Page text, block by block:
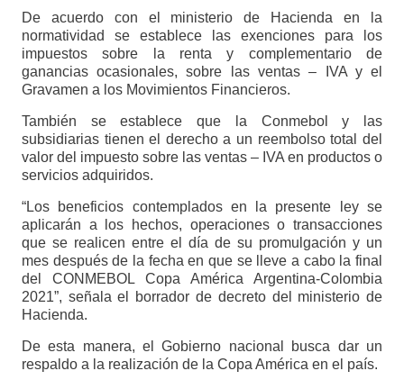
De acuerdo con el ministerio de Hacienda en la
normatividad se establece las exenciones para los
impuestos sobre la renta y complementario de
ganancias ocasionales, sobre las ventas – IVA y el
Gravamen a los Movimientos Financieros.
También se establece que la Conmebol y las
subsidiarias tienen el derecho a un reembolso total del
valor del impuesto sobre las ventas – IVA en productos o
servicios adquiridos.
“Los beneficios contemplados en la presente ley se
aplicarán a los hechos, operaciones o transacciones
que se realicen entre el día de su promulgación y un
mes después de la fecha en que se lleve a cabo la final
del CONMEBOL Copa América Argentina-Colombia
2021”, señala el borrador de decreto del ministerio de
Hacienda.
De esta manera, el Gobierno nacional busca dar un
respaldo a la realización de la Copa América en el país.